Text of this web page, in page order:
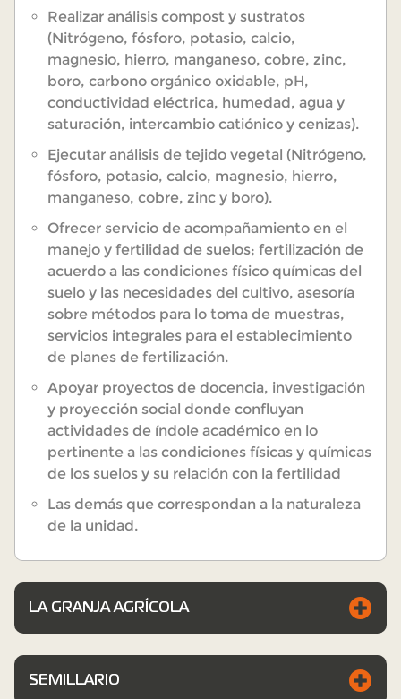
Realizar análisis compost y sustratos
(Nitrógeno, fósforo, potasio, calcio,
magnesio, hierro, manganeso, cobre, zinc,
boro, carbono orgánico oxidable, pH,
conductividad eléctrica, humedad, agua y
saturación, intercambio catiónico y cenizas).
Ejecutar análisis de tejido vegetal (Nitrógeno,
fósforo, potasio, calcio, magnesio, hierro,
manganeso, cobre, zinc y boro).
Ofrecer servicio de acompañamiento en el
manejo y fertilidad de suelos; fertilización de
acuerdo a las condiciones físico químicas del
suelo y las necesidades del cultivo, asesoría
sobre métodos para lo toma de muestras,
servicios integrales para el establecimiento
de planes de fertilización.
Apoyar proyectos de docencia, investigación
y proyección social donde confluyan
actividades de índole académico en lo
pertinente a las condiciones físicas y químicas
de los suelos y su relación con la fertilidad
Las demás que correspondan a la naturaleza
de la unidad.
LA GRANJA AGRÍCOLA
SEMILLARIO